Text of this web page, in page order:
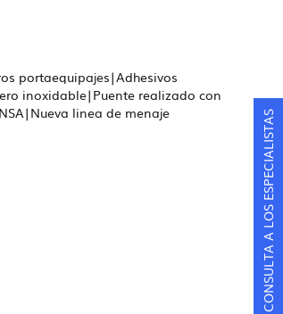
portaequipajes|Adhesivos
inoxidable|Puente realizado con
linea de menaje
CONSULTA A LOS ESPECIALISTAS